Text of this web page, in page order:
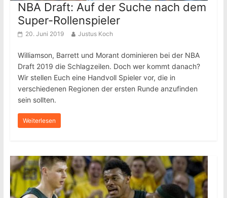
NBA Draft: Auf der Suche nach dem
Super-Rollenspieler
20. Juni 2019 Justus Koch
Williamson, Barrett und Morant dominieren bei der NBA
Draft 2019 die Schlagzeilen. Doch wer kommt danach?
Wir stellen Euch eine Handvoll Spieler vor, die in
verschiedenen Regionen der ersten Runde anzufinden
sein sollten.
Weiterlesen